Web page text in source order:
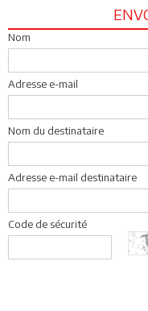
Nom
Adresse e-mail
Nom du destinataire
Adresse e-mail destinataire
Code de sécurité